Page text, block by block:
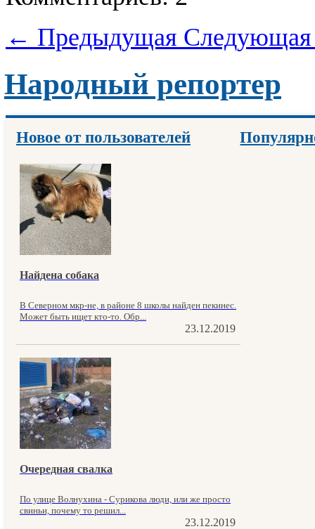
← Предыдущая
Народный репортер
Новое от пользователей
Найдена собака
В Северном мкр-не, в районе 8 школы найден пекинес.
Может быть ищет кто-то. Обр...
23.12.2019
Очередная свалка
По улице Волнухина - Сурикова люди, или же просто
свиньи, почему то решил...
23.12.2019